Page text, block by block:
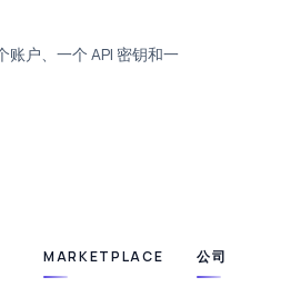
账户、一个 API 密钥和一
MARKETPLACE 公司